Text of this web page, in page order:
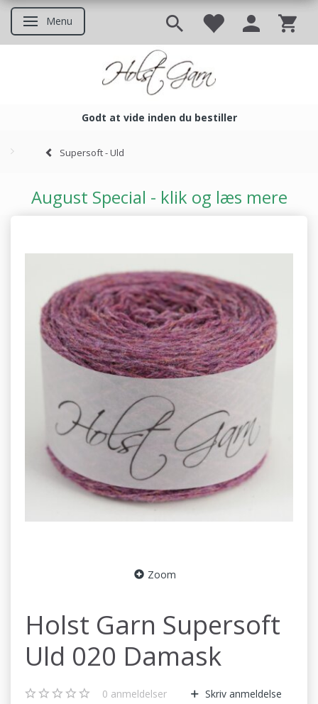
Skifte navigation
Menu
Godt at vide inden du bestiller
Supersoft - Uld
August Special - klik og læs mere
Zoom
Holst Garn Supersoft
Uld 020 Damask
0 anmeldelser
Skriv anmeldelse